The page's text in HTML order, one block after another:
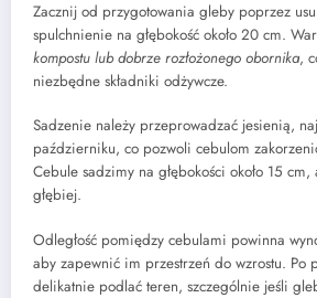
Zacznij od przygotowania gleby poprzez
spulchnienie na głębokość około 20 cm.
kompostu lub dobrze rozłożonego obornika,
niezbędne składniki odżywcze.
Sadzenie należy przeprowadzać jesienią,
październiku, co pozwoli cebulom
Cebule sadzimy na głębokości około 15
głębiej.
Odległość pomiędzy cebulami powinna
aby zapewnić im przestrzeń do wzrostu. Po
delikatnie podlać teren, szczególnie jeśli